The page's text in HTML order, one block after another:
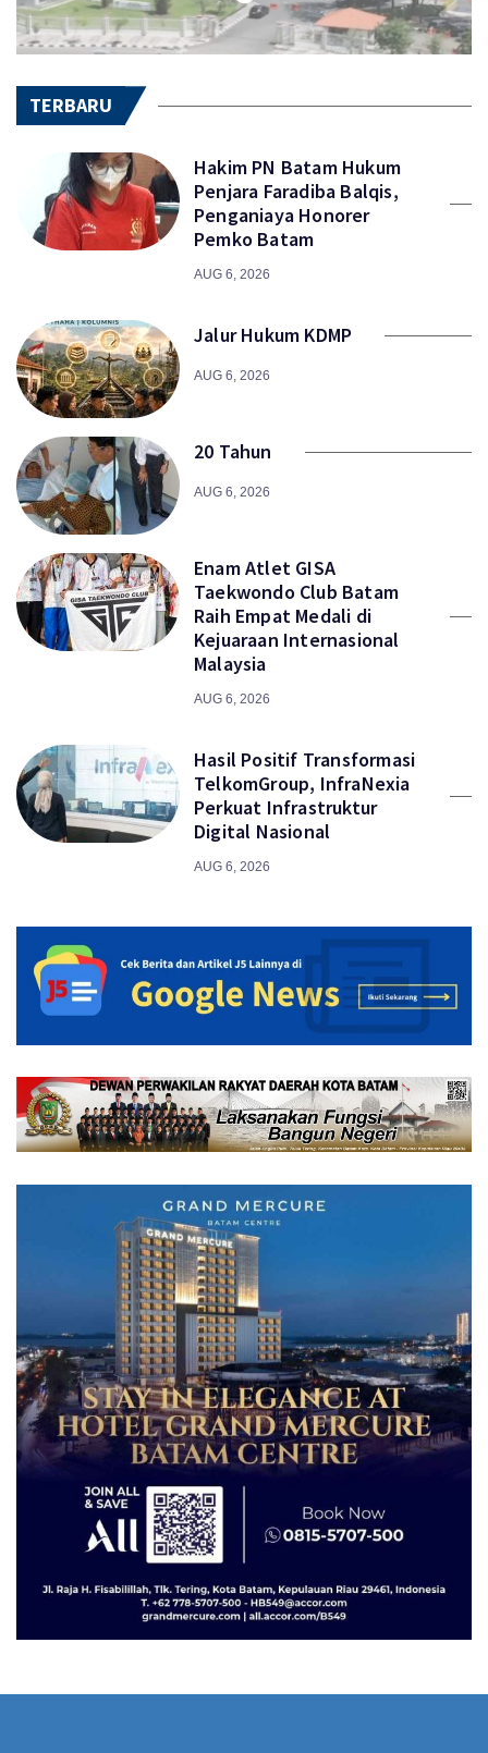
TERBARU
Hakim PN Batam Hukum
Penjara Faradiba Balqis,
Penganiaya Honorer
Pemko Batam
AUG 6, 2026
Jalur Hukum KDMP
AUG 6, 2026
20 Tahun
AUG 6, 2026
Enam Atlet GISA
Taekwondo Club Batam
Raih Empat Medali di
Kejuaraan Internasional
Malaysia
AUG 6, 2026
Hasil Positif Transformasi
TelkomGroup, InfraNexia
Perkuat Infrastruktur
Digital Nasional
AUG 6, 2026